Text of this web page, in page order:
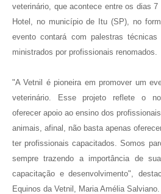
veterinário, que acontece entre os dias
Hotel, no município de Itu (SP), no
evento contará com palestras técnicas
ministrados por profissionais renomados.
"A Vetnil é pioneira em promover um
veterinário. Esse projeto reflete o
oferecer apoio ao ensino dos
animais, afinal, não basta apenas
ter profissionais capacitados. Somos
sempre trazendo a importância de
capacitação e desenvolvimento",
Equinos da Vetnil, Maria Amélia Salviano.